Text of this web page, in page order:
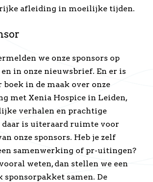
afleiding in moeilijke tijden.
we onze sponsors op
in onze nieuwsbrief. En er is
boek in de maak over onze
met Xenia Hospice in Leiden,
verhalen en prachtige
daar is uiteraard ruimte voor
onze sponsors. Heb je zelf
samenwerking of pr-uitingen?
weten, dan stellen we een
samen. De